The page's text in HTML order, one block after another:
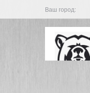
Ваш город: